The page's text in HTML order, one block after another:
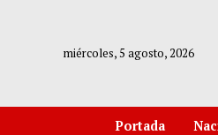
miércoles, 5 agosto, 2026
Nueva York
Portada